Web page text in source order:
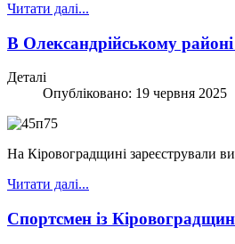
Читати далі...
В Олександрійському
Деталі
Опубліковано: 19 червня 2025
На Кіровоградщині зареєстрували
Читати далі...
Спортсмен із